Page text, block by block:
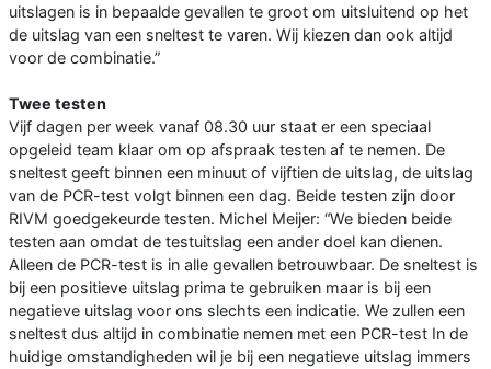
uitslagen is in bepaalde gevallen te groot om uitsluitend op het
de uitslag van een sneltest te varen. Wij kiezen dan ook altijd
voor de combinatie.”
Twee testen
Vijf dagen per week vanaf 08.30 uur staat er een speciaal
opgeleid team klaar om op afspraak testen af te nemen. De
sneltest geeft binnen een minuut of vijftien de uitslag, de uitslag
van de PCR-test volgt binnen een dag. Beide testen zijn door
RIVM goedgekeurde testen. Michel Meijer: “We bieden beide
testen aan omdat de testuitslag een ander doel kan dienen.
Alleen de PCR-test is in alle gevallen betrouwbaar. De sneltest is
bij een positieve uitslag prima te gebruiken maar is bij een
negatieve uitslag voor ons slechts een indicatie. We zullen een
sneltest dus altijd in combinatie nemen met een PCR-test In de
huidige omstandigheden wil je bij een negatieve uitslag immers